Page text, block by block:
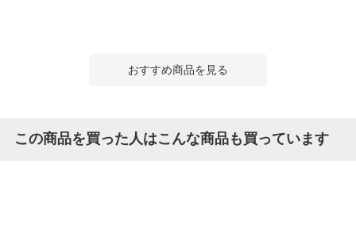
おすすめ商品を見る
この商品を買った人はこんな商品も買っています